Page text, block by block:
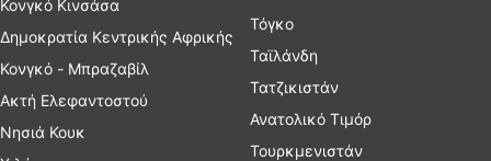
Κονγκό Κινσάσα
Δημοκρατία Κεντρικής Αφρικής
Κονγκό - Μπραζαβίλ
Ακτή Ελεφαντοστού
Νησιά Κουκ
Τόγκο
Ταϊλάνδη
Τατζικιστάν
Ανατολικό Τιμόρ
Τουρκμενιστάν